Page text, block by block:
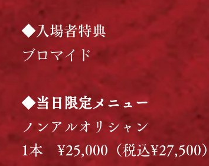
◆入場者特典
ブロマイド
◆当日限定メニュー
ノンアルオリシャン
1本 ¥25,000（税込¥27,500）